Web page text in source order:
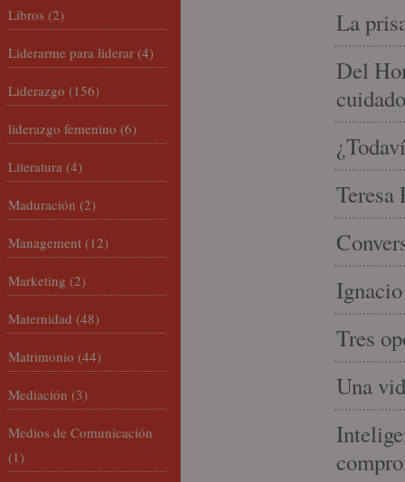
La
Del
cuidado
Teresa
Tres
Una
Libros (2)
Liderarme para liderar (4)
Liderazgo (156)
liderazgo femenino (6)
Literatura (4)
Maduración (2)
Management (12)
Marketing (2)
Maternidad (48)
Matrimonio (44)
Mediación (3)
Medios de Comunicación
(1)